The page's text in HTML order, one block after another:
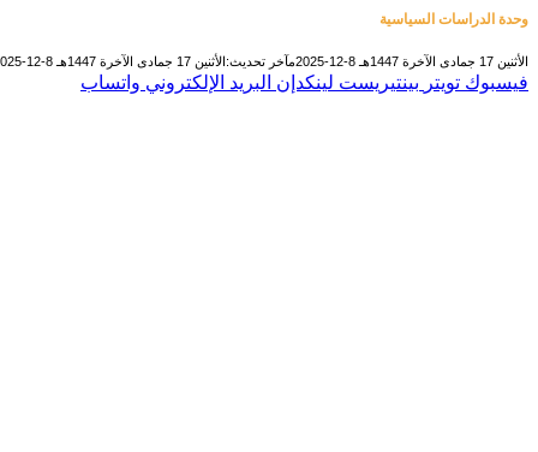
وحدة الدراسات السياسية
الأثنين 17 جمادى الآخرة 1447هـ 8-12-2025م آخر تحديث:الأثنين 17 جمادى الآخرة 1447هـ 8-12-2025م
فيسبوك تويتر بينتيريست لينكدإن البريد الإلكتروني واتساب